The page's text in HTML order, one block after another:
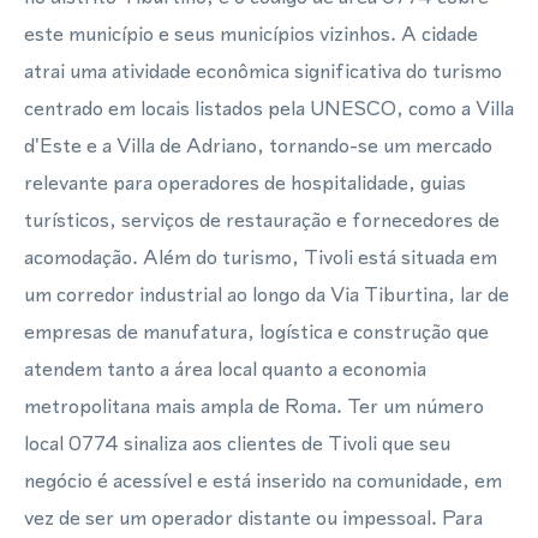
este município e seus municípios vizinhos. A cidade
atrai uma atividade econômica significativa do turismo
centrado em locais listados pela UNESCO, como a Villa
d'Este e a Villa de Adriano, tornando-se um mercado
relevante para operadores de hospitalidade, guias
turísticos, serviços de restauração e fornecedores de
acomodação. Além do turismo, Tivoli está situada em
um corredor industrial ao longo da Via Tiburtina, lar de
empresas de manufatura, logística e construção que
atendem tanto a área local quanto a economia
metropolitana mais ampla de Roma. Ter um número
local 0774 sinaliza aos clientes de Tivoli que seu
negócio é acessível e está inserido na comunidade, em
vez de ser um operador distante ou impessoal. Para